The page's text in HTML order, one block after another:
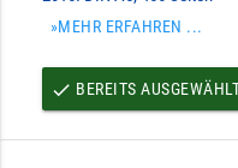
»MEHR ERFAHREN ...
done BEREITS